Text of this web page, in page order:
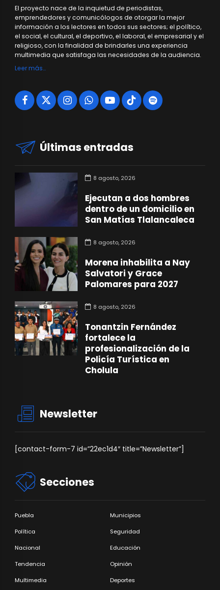
El proyecto nace de la inquietud de periodistas,
emprendedores y comunicólogos de otorgar la mejor
información a los lectores en todos sus sectores; el político,
el social, el cultural, el deportivo, el laboral, el empresarial y el
religioso, con la finalidad de brindarles una experiencia
multimedia que satisfaga las necesidades de la audiencia.
Leer más…
Últimas entradas
8 agosto, 2026
Ejecutan a dos hombres
dentro de un domicilio en
San Matías Tlalancaleca
8 agosto, 2026
Morena inhabilita a Nay
Salvatori y Grace
Palomares para 2027
8 agosto, 2026
Tonantzin Fernández
fortalece la
profesionalización de la
Policía Turística en
Cholula
Newsletter
[contact-form-7 id=”22ec1d4″ title=”Newsletter”]
Secciones
Puebla Municipios
Política Seguridad
Nacional Educación
Tendencia Opinión
Multimedia Deportes